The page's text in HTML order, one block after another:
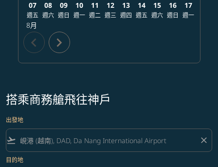
07
週五
8月
08
週六
09
週日
10
週一
11
週二
12
週三
13
週四
14
週五
15
週六
16
週日
17
週一
chevron_left chevron_right
搭乘商務艙飛往神戶
出發地
flight_takeoff close
目的地